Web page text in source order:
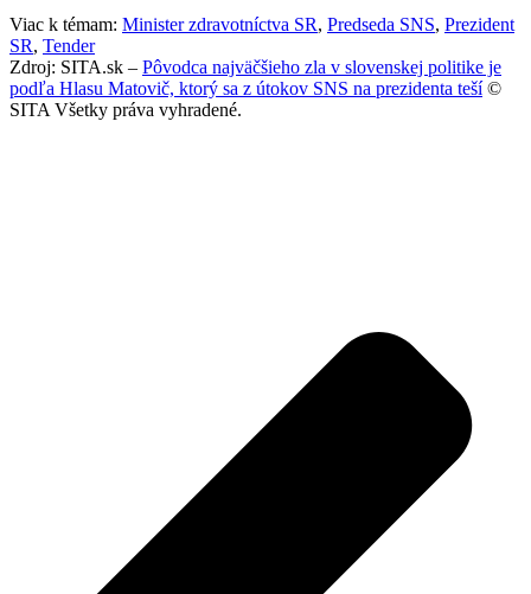
Viac k témam: Minister zdravotníctva SR, Predseda SNS, Prezident
SR, Tender
Zdroj: SITA.sk – Pôvodca najväčšieho zla v slovenskej politike je
podľa Hlasu Matovič, ktorý sa z útokov SNS na prezidenta teší©
SITA Všetky práva vyhradené.